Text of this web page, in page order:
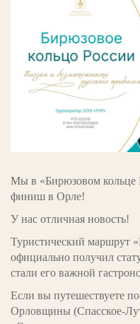
Мы в «Бирюзовом кольце
финиш в Орле!
У нас отличная новость!
Туристический маршрут
официально получил
стали его важной
Если вы путешествуете
Орловщины (Спасское-